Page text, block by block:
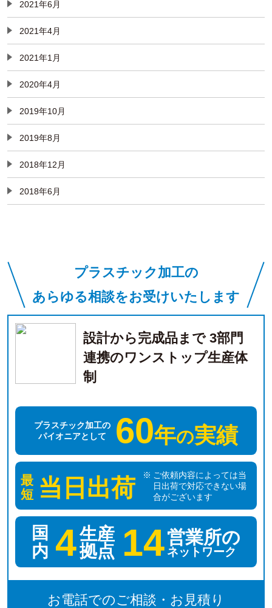
2021年6月
2021年4月
2021年1月
2020年4月
2019年10月
2019年8月
2018年12月
2018年6月
プラスチック加工の
あらゆる相談をお受けいたします
設計から完成品まで 3部門
連携のワンストップ生産体
制
プラスチック加工の
パイオニアとして
60年の実績
最
短 当日出荷
ご依頼内容によっては当
日出荷で対応できない場
合がございます
国
内 4生産
拠点 14営業所の
ネットワーク
お電話でのご相談・お見積り